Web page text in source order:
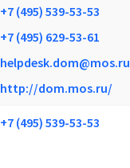
+7 (495) 539-53-53
+7 (495) 629-53-61
helpdesk.dom@mos.ru
http://dom.mos.ru/
+7 (495) 539-53-53